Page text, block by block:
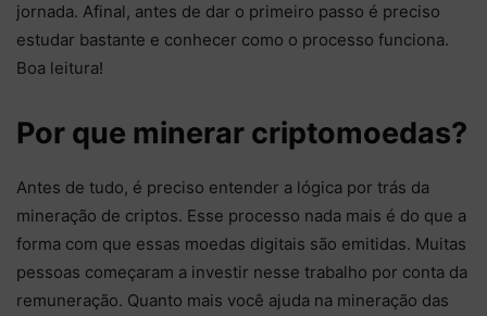
jornada. Afinal, antes de dar o primeiro passo é preciso
estudar bastante e conhecer como o processo funciona.
Boa leitura!
Por que minerar criptomoedas?
Antes de tudo, é preciso entender a lógica por trás da
mineração de criptos. Esse processo nada mais é do que a
forma com que essas moedas digitais são emitidas. Muitas
pessoas começaram a investir nesse trabalho por conta da
remuneração. Quanto mais você ajuda na mineração das